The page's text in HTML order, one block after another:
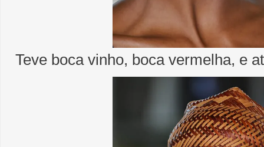
Teve boca vinho, boca vermelha, e